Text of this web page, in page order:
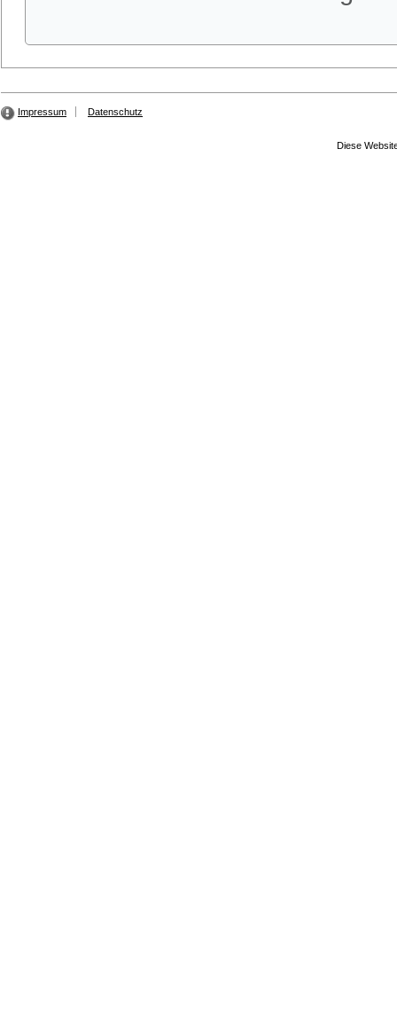
Impressum Datenschutz
Diese